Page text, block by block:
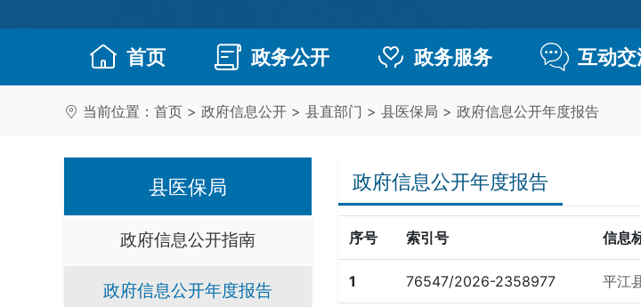
首页 政务公开 政务服务 互动交
当前位置： 首页 > 政府信息公开 > 县直部门 > 县医保局 > 政府信息公开年度报告
县医保局
政府信息公开指南
政府信息公开年度报告
政府信息公开年度报告
序号 索引号 信息
1 76547/2026-2358977 平江